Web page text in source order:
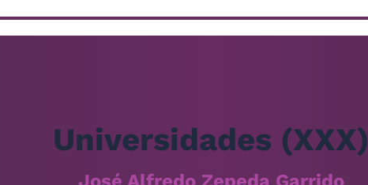
Universidades (XXX)